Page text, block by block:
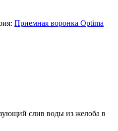
Приемная воронка Optima
слив воды из желоба в